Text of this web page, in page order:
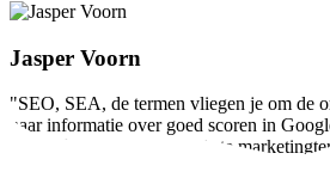
Jasper Voorn
"SEO, SEA, de termen vliegen je om de
naar informatie over goed scoren in
SEO één van de belangrijkste